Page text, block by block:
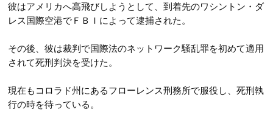
彼はアメリカへ高飛びしようとして、到着先のワシントン・ダ
レス国際空港でＦＢＩによって逮捕された。
その後、彼は裁判で国際法のネットワーク騒乱罪を初めて適用
されて死刑判決を受けた。
現在もコロラド州にあるフローレンス刑務所で服役し、死刑執
行の時を待っている。